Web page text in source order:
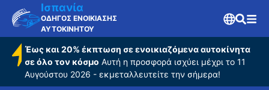
Ισπανία
ΟΔΗΓΟΣ ΕΝΟΙΚΙΑΣΗΣ
ΑΥΤΟΚΙΝΗΤΟΥ
Έως και 20% έκπτωση σε ενοικιαζόμενα αυτοκίνητα
σε όλο τον κόσμο Αυτή η προσφορά ισχύει μέχρι το 11
Αυγούστου 2026 - εκμεταλλευτείτε την σήμερα!